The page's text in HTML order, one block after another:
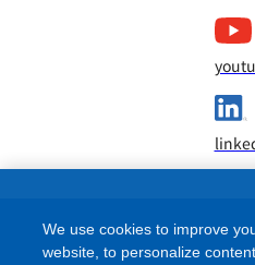
We use cookies to improve
website, to personalize